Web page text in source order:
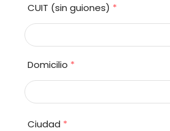
CUIT (sin guiones) *
Domicilio *
Ciudad *